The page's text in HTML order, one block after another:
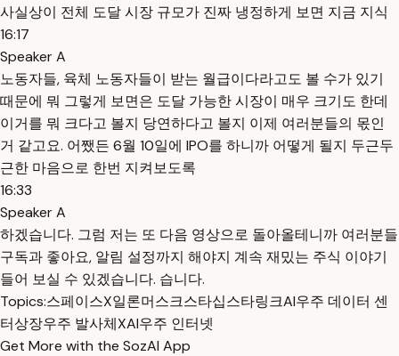
사실상이 전체 도달 시장 규모가 진짜 냉정하게 보면 지금 지식
16:17
Speaker A
노동자들, 육체 노동자들이 받는 월급이다라고도 볼 수가 있기
때문에 뭐 그렇게 보면은 도달 가능한 시장이 매우 크기도 한데
이거를 뭐 크다고 볼지 당연하다고 볼지 이제 여러분들의 몫인
거 같고요. 어쨌든 6월 10일에 IPO를 하니까 어떻게 될지 두근두
근한 마음으로 한번 지켜보도록
16:33
Speaker A
하겠습니다. 그럼 저는 또 다음 영상으로 돌아올테니까 여러분들
구독과 좋아요, 알림 설정까지 해야지 계속 재밌는 주식 이야기
들어 보실 수 있겠습니다. 습니다.
Topics:스페이스X일론머스크스타십스타링크AI우주 데이터 센
터상장우주 발사체XAI우주 인터넷
Get More with the SozAI App